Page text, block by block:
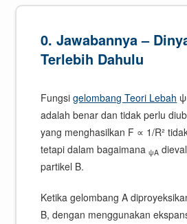
0. Jawabannya –
Terlebih Dahulu
Fungsigelombang Teori Lebah
adalah benar dan tidak perlu
yang menghasilkan F ∝ 1/R²
tetapi dalam bagaimanaψA
partikel B.
Ketika gelombang A
B, dengan menggunakan